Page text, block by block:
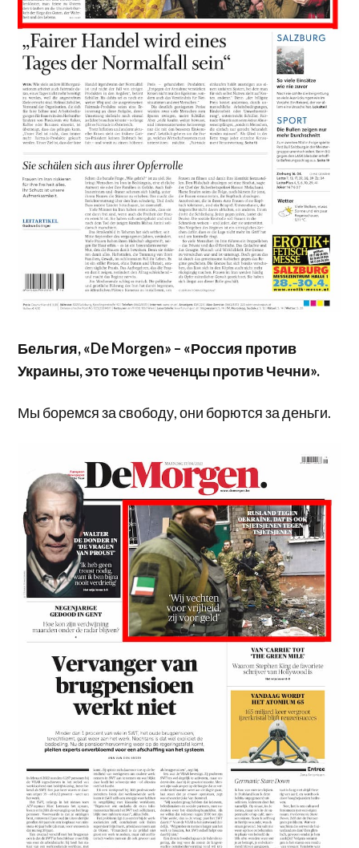
Бельгия, «De Morgen» – «Россия против
Украины, это тоже чеченцы против Чечни».
Мы боремся за свободу, они борются за деньги.